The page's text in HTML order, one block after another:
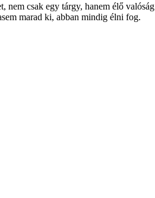
nem csak egy tárgy, hanem élő valóság
marad ki, abban mindig élni fog.